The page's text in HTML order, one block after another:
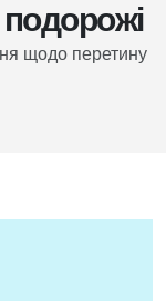
щодо перетину